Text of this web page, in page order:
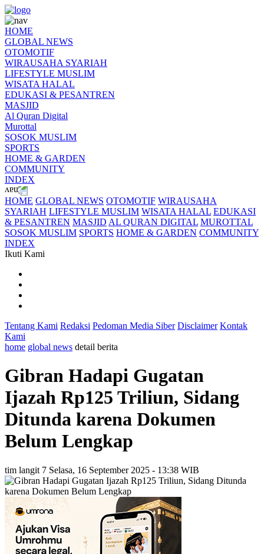
HOME
GLOBAL NEWS
OTOMOTIF
WIRAUSAHA SYARIAH
LIFESTYLE MUSLIM
WISATA HALAL
EDUKASI & PESANTREN
MASJID
Al Quran Digital
Murottal
SOSOK MUSLIM
SPORTS
HOME & GARDEN
COMMUNITY
INDEX
HOME GLOBAL NEWS OTOMOTIF WIRAUSAHA
SYARIAH LIFESTYLE MUSLIM WISATA HALAL EDUKASI
& PESANTREN MASJID AL QURAN DIGITAL MUROTTAL
SOSOK MUSLIM SPORTS HOME & GARDEN COMMUNITY
INDEX
Ikuti Kami
Tentang Kami Redaksi Pedoman Media Siber Disclaimer Kontak
Kami
home global news detail berita
Gibran Hadapi Gugatan
Ijazah Rp125 Triliun, Sidang
Ditunda karena Dokumen
Belum Lengkap
tim langit 7 Selasa, 16 September 2025 - 13:38 WIB